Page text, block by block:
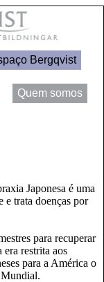
Bergqvist
Quem somos
Japonesa é uma
e trata doenças por
para recuperar
restrita aos
para a América o